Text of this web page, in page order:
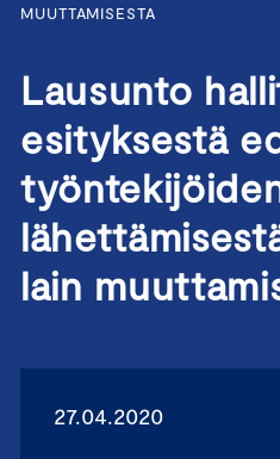
MUUTTAMISESTA
Lausunto
esityksestä
lain
27.04.2020